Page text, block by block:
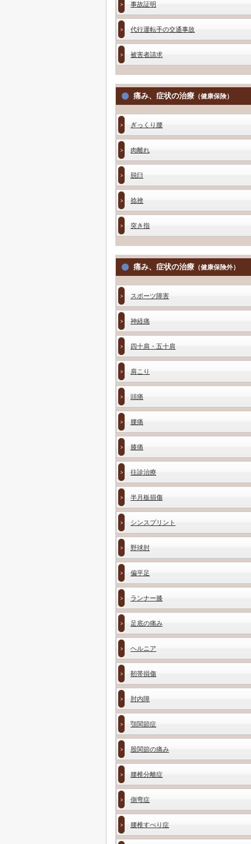
事故証明
代行運転手の交通事故
被害者請求
痛み、症状の治療 （健康保険）
ぎっくり腰
肉離れ
脱臼
捻挫
突き指
痛み、症状の治療 （健康保険外）
スポーツ障害
神経痛
四十肩・五十肩
肩こり
頭痛
腰痛
膝痛
往診治療
半月板損傷
シンスプリント
野球肘
偏平足
ランナー膝
足底の痛み
ヘルニア
靭帯損傷
肘内障
顎関節症
股関節の痛み
腰椎分離症
側弯症
腰椎すべり症